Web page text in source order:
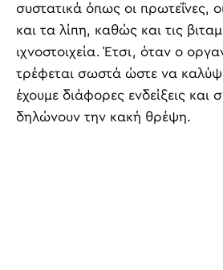
συστατικά όπως οι πρωτεΐνες,
και τα λίπη, καθώς και τις
ιχνοστοιχεία. Έτσι, όταν ο
τρέφεται σωστά ώστε να
έχουμε διάφορες ενδείξεις
δηλώνουν την κακή θρέψη.